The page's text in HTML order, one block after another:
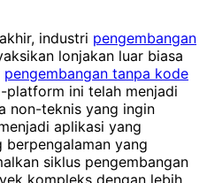
industri pengembangan
lonjakan luar biasa
pengembangan tanpa kode
platform ini telah menjadi
non-teknis yang ingin
aplikasi yang
yang
siklus pengembangan